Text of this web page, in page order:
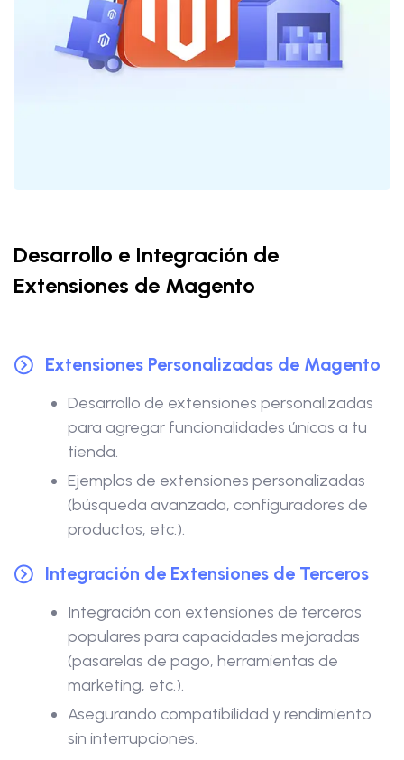
Desarrollo e Integración de
Extensiones de Magento
Extensiones Personalizadas de Magento
Desarrollo de extensiones personalizadas
para agregar funcionalidades únicas a tu
tienda.
Ejemplos de extensiones personalizadas
(búsqueda avanzada, configuradores de
productos, etc.).
Integración de Extensiones de Terceros
Integración con extensiones de terceros
populares para capacidades mejoradas
(pasarelas de pago, herramientas de
marketing, etc.).
Asegurando compatibilidad y rendimiento
sin interrupciones.